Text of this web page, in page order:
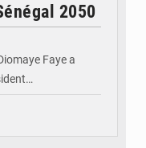
2050
Faye a